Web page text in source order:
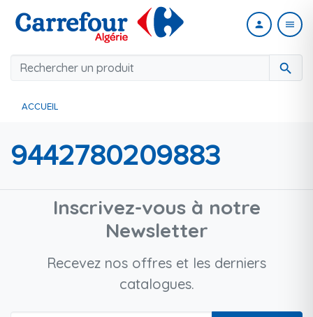
search
person menu
ACCUEIL
9442780209883
Inscrivez-vous à notre
Newsletter
Recevez nos offres et les derniers
catalogues.